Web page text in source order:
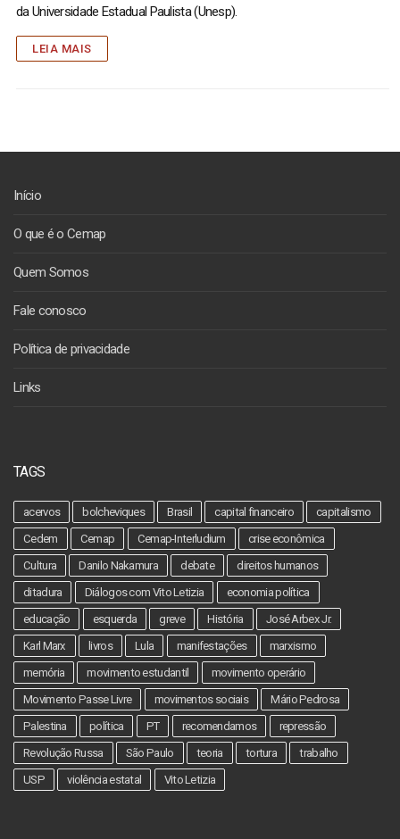
da Universidade Estadual Paulista (Unesp).
LEIA MAIS
Início
O que é o Cemap
Quem Somos
Fale conosco
Política de privacidade
Links
TAGS
acervos bolcheviques Brasil capital financeiro
capitalismo
Cedem
Cemap Cemap-Interludium
crise econômica
Cultura
Danilo Nakamura debate
direitos humanos
ditadura
Diálogos com Vito Letizia
economia política
educação
esquerda greve História
José Arbex Jr.
Karl Marx
livros Lula manifestações
marxismo
memória
movimento estudantil
movimento operário
Movimento Passe Livre
movimentos sociais
Mário Pedrosa
Palestina
política PT recomendamos
repressão
Revolução Russa
São Paulo teoria tortura
trabalho
USP
violência estatal Vito Letizia